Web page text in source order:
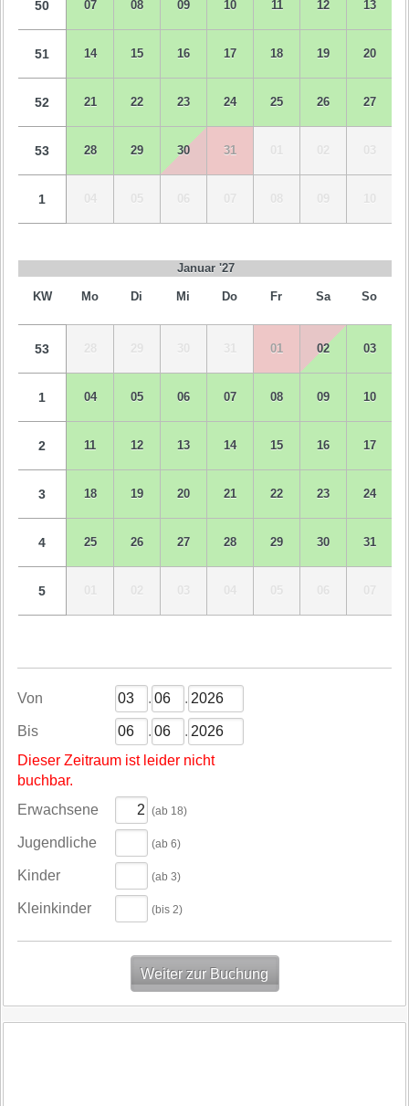
50 07 08 09 10 11 12 13
51 14 15 16 17 18 19 20
52 21 22 23 24 25 26 27
53 28 29 30 31 01 02 03
1 05 06 09 10
Januar '27
KW Mo Di Mi Do Fr Sa So
53 28 29 30 31 01 02 03
1 04 05 06 07 08 09 10
2 11 12 13 14 15 16 17
3 18 19 20 21 22 23 24
4 25 26 27 28 29 30 31
5 01 02 03 05 06
Von . .
Bis .
.
Dieser Zeitraum ist leider nicht
buchbar.
Erwachsene
(ab 18)
Jugendliche (ab 6)
Kinder (ab 3)
Kleinkinder (bis 2)